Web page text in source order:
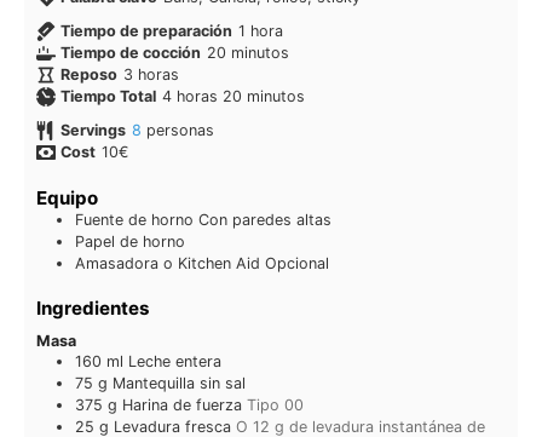
Tiempo de preparación 1 hora
Tiempo de cocción 20 minutos
Reposo 3 horas
Tiempo Total 4 horas 20 minutos
Servings 8 personas
Cost 10€
Equipo
Fuente de horno Con paredes altas
Papel de horno
Amasadora o Kitchen Aid Opcional
Ingredientes
Masa
160 ml Leche entera
75 g Mantequilla sin sal
375 g Harina de fuerza Tipo 00
25 g Levadura fresca O 12 g de levadura instantánea de